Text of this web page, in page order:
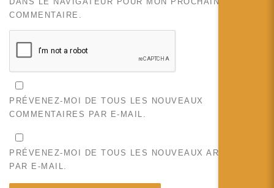
COMMENTAIRE.
PRÉVENEZ-MOI DE TOUS LES NOUVEAUX
COMMENTAIRES PAR E-MAIL.
PRÉVENEZ-MOI DE TOUS LES NOUVEAUX ARTICLES
PAR E-MAIL.